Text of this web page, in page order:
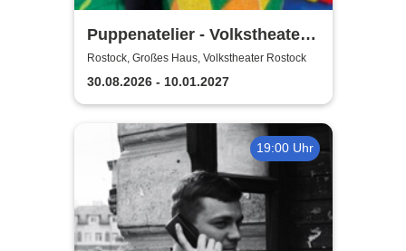
Puppenatelier - Volkstheater
Rostock
Rostock, Großes Haus, Volkstheater Rostock
30.08.2026 - 10.01.2027
19:00 Uhr